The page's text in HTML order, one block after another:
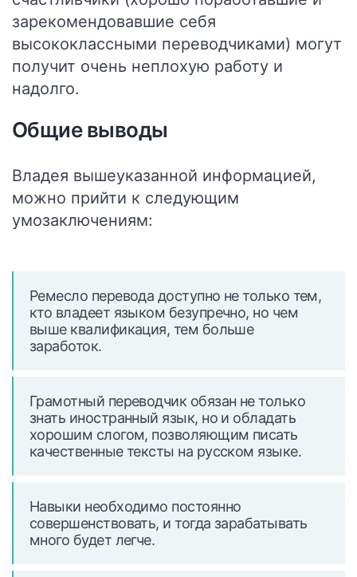
зарекомендовавшие себя
высококлассными переводчиками) могут
получит очень неплохую работу и
надолго.
Общие выводы
Владея вышеуказанной информацией,
можно прийти к следующим
умозаключениям:
Ремесло перевода доступно не только тем,
кто владеет языком безупречно, но чем
выше квалификация, тем больше
заработок.
Грамотный переводчик обязан не только
знать иностранный язык, но и обладать
хорошим слогом, позволяющим писать
качественные тексты на русском языке.
Навыки необходимо постоянно
совершенствовать, и тогда зарабатывать
много будет легче.